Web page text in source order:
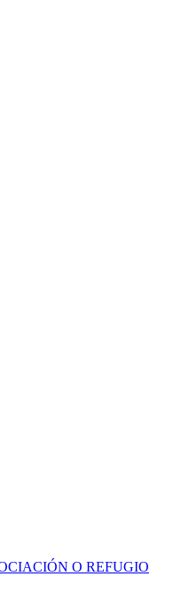
O REFUGIO